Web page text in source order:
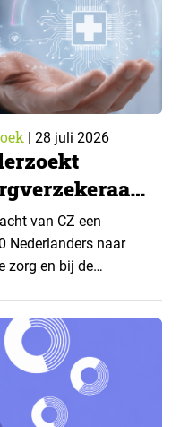
| 28 juli 2026
van CZ een
Nederlanders naar
zorg en bij de
een grens? Dit
Miles